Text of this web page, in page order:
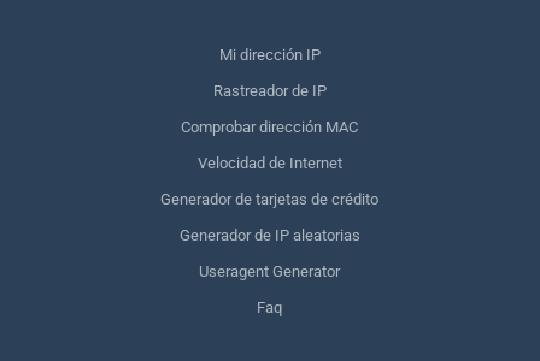
Mi dirección IP
Rastreador de IP
Comprobar dirección MAC
Velocidad de Internet
Generador de tarjetas de crédito
Generador de IP aleatorias
Useragent Generator
Faq